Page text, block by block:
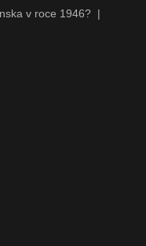
v roce 1946? |